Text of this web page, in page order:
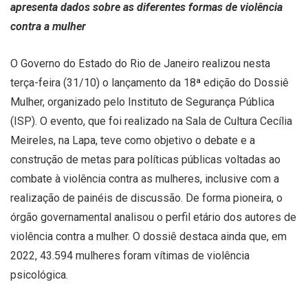
apresenta dados sobre as diferentes formas de violência
contra a mulher
O Governo do Estado do Rio de Janeiro realizou nesta
terça-feira (31/10) o lançamento da 18ª edição do Dossiê
Mulher, organizado pelo Instituto de Segurança Pública
(ISP). O evento, que foi realizado na Sala de Cultura Cecília
Meireles, na Lapa, teve como objetivo o debate e a
construção de metas para políticas públicas voltadas ao
combate à violência contra as mulheres, inclusive com a
realização de painéis de discussão. De forma pioneira, o
órgão governamental analisou o perfil etário dos autores de
violência contra a mulher. O dossiê destaca ainda que, em
2022, 43.594 mulheres foram vítimas de violência
psicológica.